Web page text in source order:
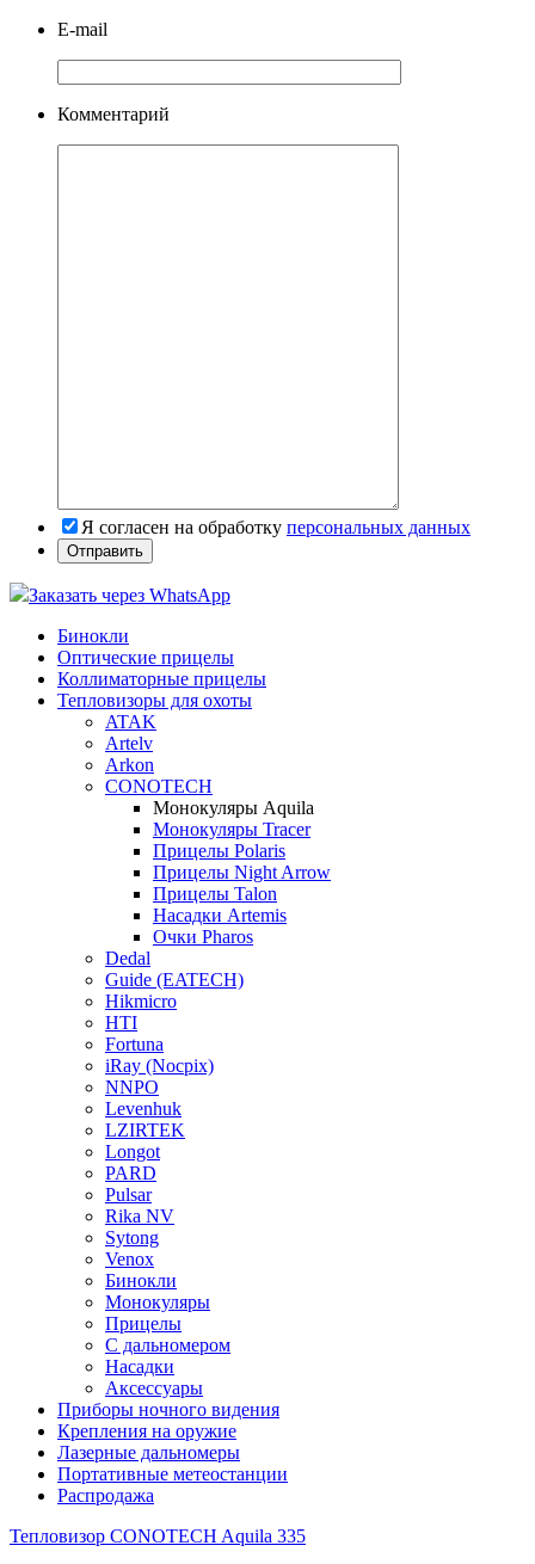
E-mail
Комментарий
Я согласен на обработку персональных данных
Заказать через WhatsApp
Бинокли
Оптические прицелы
Коллиматорные прицелы
Тепловизоры для охоты
ATAK
Artelv
Arkon
CONOTECH
Монокуляры Aquila
Монокуляры Tracer
Прицелы Polaris
Прицелы Night Arrow
Прицелы Talon
Насадки Artemis
Очки Pharos
Dedal
Guide (EATECH)
Hikmicro
HTI
Fortuna
iRay (Nocpix)
NNPO
Levenhuk
LZIRTEK
Longot
PARD
Pulsar
Rika NV
Sytong
Venox
Бинокли
Монокуляры
Прицелы
С дальномером
Насадки
Аксессуары
Приборы ночного видения
Крепления на оружие
Лазерные дальномеры
Портативные метеостанции
Распродажа
Тепловизор CONOTECH Aquila 335